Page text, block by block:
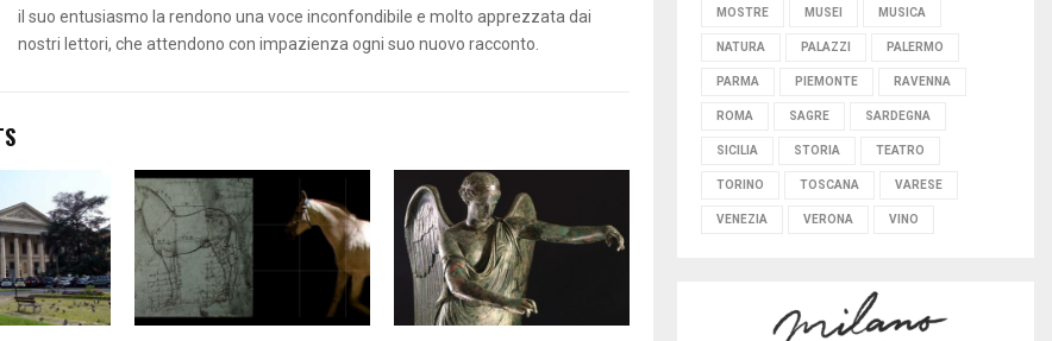
il suo entusiasmo la rendono una voce inconfondibile e molto apprezzata dai
nostri lettori, che attendono con impazienza ogni suo nuovo racconto.
MOSTRE MUSEI MUSICA
NATURA PALAZZI PALERMO
PARMA PIEMONTE RAVENNA
ROMA SAGRE SARDEGNA
SICILIA STORIA TEATRO
TORINO TOSCANA VARESE
VENEZIA VERONA VINO